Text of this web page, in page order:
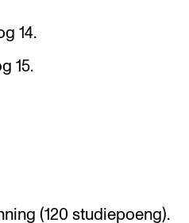
14.
15.
(120 studiepoeng).